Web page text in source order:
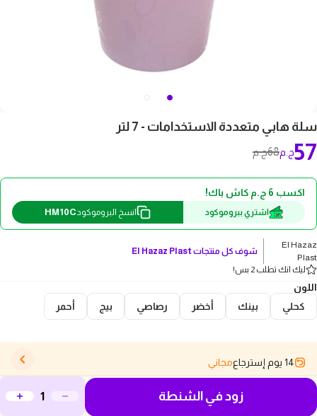
سلة هابي متعددة الاستخدامات - 7 لتر
68ج.م 57ج.م
اكسب 6 ج.م كاش باك!
اشتري ببروموكود انسخ البروموكود HM10C
El Hazaz
Plast
شوف كل منتجاتEl Hazaz Plast
ليك انك تطلب 2 بس!
اللون
كحلي
بينك أخضر رصاصي بيج أحمر
14 يوم إسترجاع مجاني
زود في الشنطة